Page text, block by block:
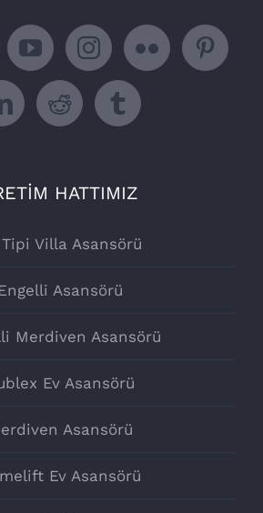
HATTIMIZ
Tipi Villa Asansörü
Engelli Asansörü
Merdiven Asansörü
Ev Asansörü
Asansörü
Ev Asansörü